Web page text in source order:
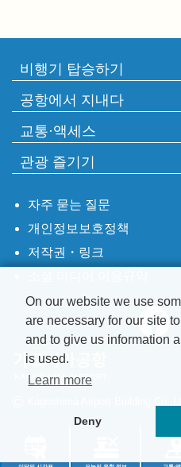
자주 묻는 질문
개인정보보호정책
저작권・링크
비행기 탑승하기
공항에서 지내다
교통·액세스
관광 즐기기
On our website we use
are necessary for our site
and to give us information
is used.
Learn more
Deny